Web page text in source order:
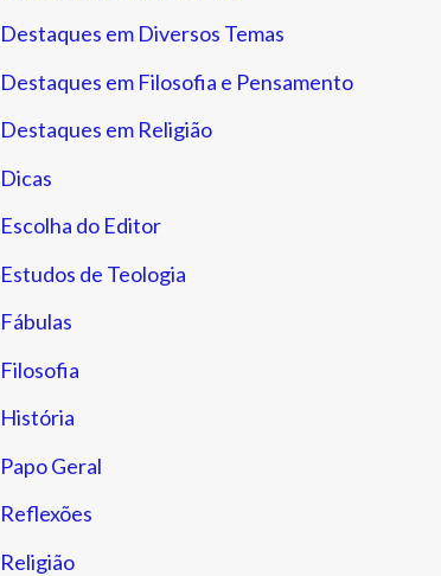
Destaques em Diversos Temas
Destaques em Filosofia e Pensamento
Destaques em Religião
Dicas
Escolha do Editor
Estudos de Teologia
Fábulas
Filosofia
História
Papo Geral
Reflexões
Religião